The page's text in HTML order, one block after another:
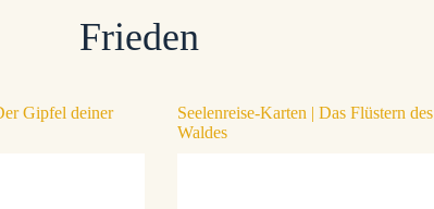
Frieden
Gipfel deiner
Seelenreise-Karten | Das Flüstern des
Waldes